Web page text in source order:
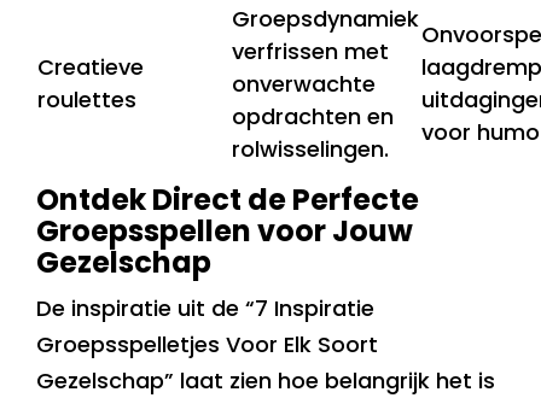
Creatieve
roulettes
Groepsdynamiek
verfrissen met
onverwachte
opdrachten en
rolwisselingen.
voor
Ontdek Direct de Perfecte
Groepsspellen voor Jouw
Gezelschap
De inspiratie uit de “7 Inspiratie
Groepsspelletjes Voor Elk Soort
Gezelschap” laat zien hoe belangrijk het is